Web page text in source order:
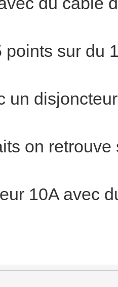
points sur du
un
on
10A avec